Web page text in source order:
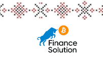
Call Us Today!